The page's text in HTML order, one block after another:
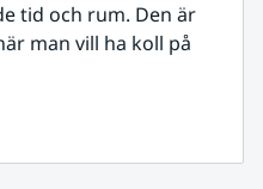
tid och rum. Den är
man vill ha koll på